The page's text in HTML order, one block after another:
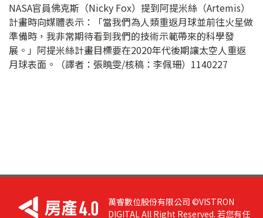
NASA官員佛克斯（Nicky Fox）提到阿提米絲（Artemis）
計畫時向媒體表示：「當我們為人類重返月球並前往火星做
準備時，我非常期待看到我們的技術示範帶來的科學發
展。」阿提米絲計畫目標要在2020年代後期讓太空人重返
月球表面。（譯者：張曉雯/核稿：李佩珊）1140227
萬睿數位股份有限公司 ©VISTRON
DIGITAL All Right Reserved. 若您有任